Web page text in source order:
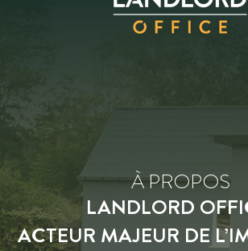
À PROPOS
LANDLORD
ACTEUR MAJEUR DE